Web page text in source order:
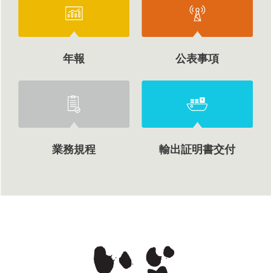
年報 公表事項
業務規程 輸出証明書交付